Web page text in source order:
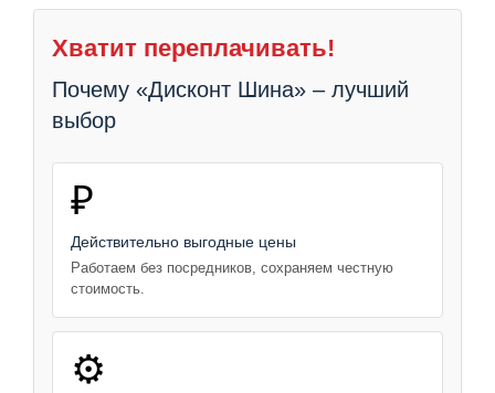
Хватит переплачивать!
Почему «Дисконт Шина» – лучший
выбор
₽
Действительно выгодные цены
Работаем без посредников, сохраняем честную
стоимость.
⚙️